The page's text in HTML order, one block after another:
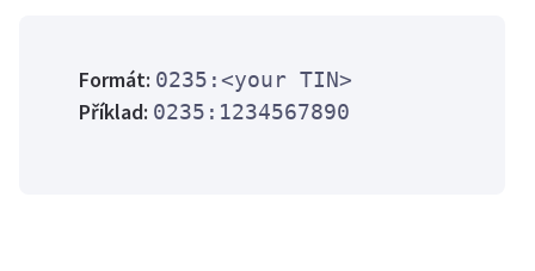
Formát: 0235:<your TIN>
Příklad: 0235:1234567890